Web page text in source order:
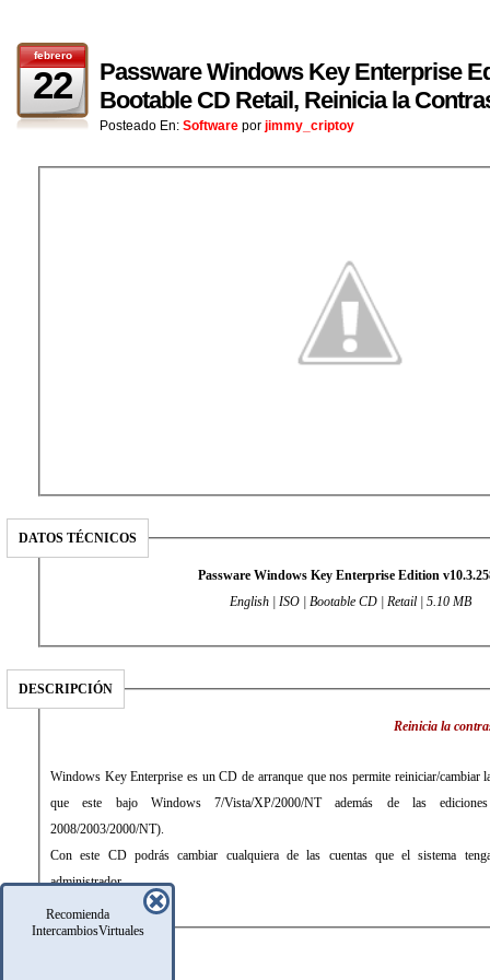
Recomienda
IntercambiosVirtuales
febrero
22
Passware Windows Key Enterprise
Bootable CD Retail, Reinicia la
Posteado En: Software por jimmy_criptoy
DATOS TÉCNICOS
Passware Windows Key Enterprise Edition
English | ISO | Bootable CD | Retail | 5.10 MB
DESCRIPCIÓN
Reinicia la
Windows Key Enterprise es un CD de arranque que nos permite reiniciar/cambiar
que este bajo Windows 7/Vista/XP/2000/NT además de las
2008/2003/2000/NT).
Con este CD podrás cambiar cualquiera de las cuentas que el sistema
administrador.